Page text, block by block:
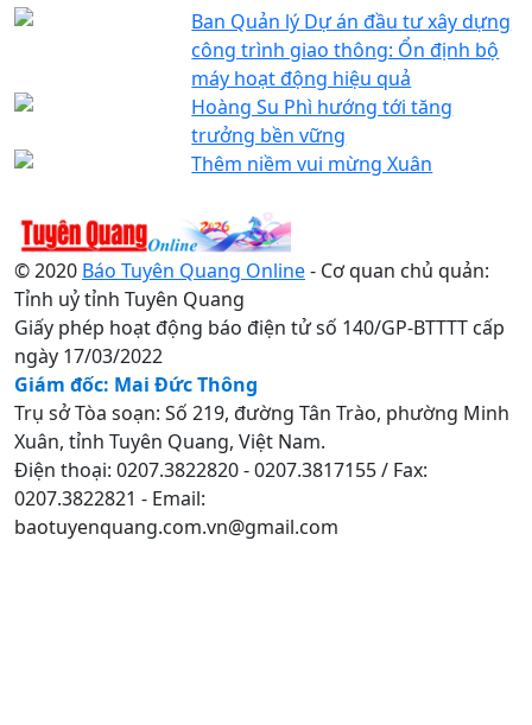
Ban Quản lý Dự án đầu tư xây dựng
công trình giao thông: Ổn định bộ
máy hoạt động hiệu quả
Hoàng Su Phì hướng tới tăng
trưởng bền vững
Thêm niềm vui mừng Xuân
© 2020 Báo Tuyên Quang Online- Cơ quan chủ quản:
Tỉnh uỷ tỉnh Tuyên Quang
Giấy phép hoạt động báo điện tử số 140/GP-BTTTT cấp
ngày 17/03/2022
Giám đốc: Mai Đức Thông
Trụ sở Tòa soạn: Số 219, đường Tân Trào, phường Minh
Xuân, tỉnh Tuyên Quang, Việt Nam.
Điện thoại: 0207.3822820 - 0207.3817155 / Fax:
0207.3822821 - Email:
baotuyenquang.com.vn@gmail.com